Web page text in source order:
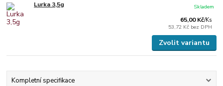
Lurka 3,5g
65,00 Kč/Ks
53,72 Kč bez DPH
Skladem
Zvolit variantu
Kompletní specifikace